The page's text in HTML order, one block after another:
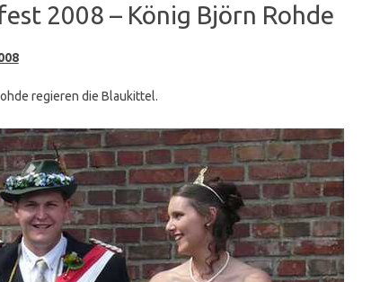
2008 – König Björn Rohde
regieren die Blaukittel.